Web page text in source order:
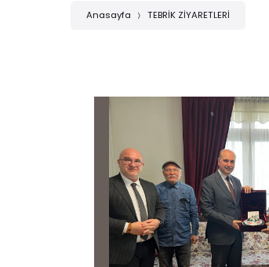
Anasayfa TEBRİK ZİYARETLERİ